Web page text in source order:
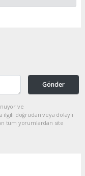
Gönder
ve
ilgili doğrudan veya dolaylı
tüm yorumlardan site